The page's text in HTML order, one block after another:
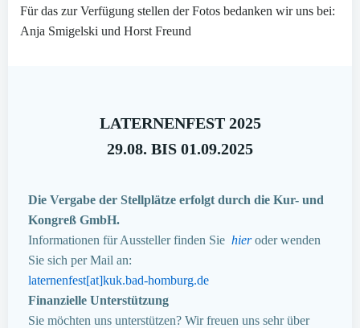
Für das zur Verfügung stellen der Fotos bedanken wir uns bei:
Anja Smigelski und Horst Freund
LATERNENFEST 2025
29.08. BIS 01.09.2025
Die Vergabe der Stellplätze erfolgt durch die Kur- und
Kongreß GmbH.
Informationen für Aussteller finden Sie hieroder wenden
Sie sich per Mail an:
laternenfest[at]kuk.bad-homburg.de
Finanzielle Unterstützung
Sie möchten uns unterstützen? Wir freuen uns sehr über